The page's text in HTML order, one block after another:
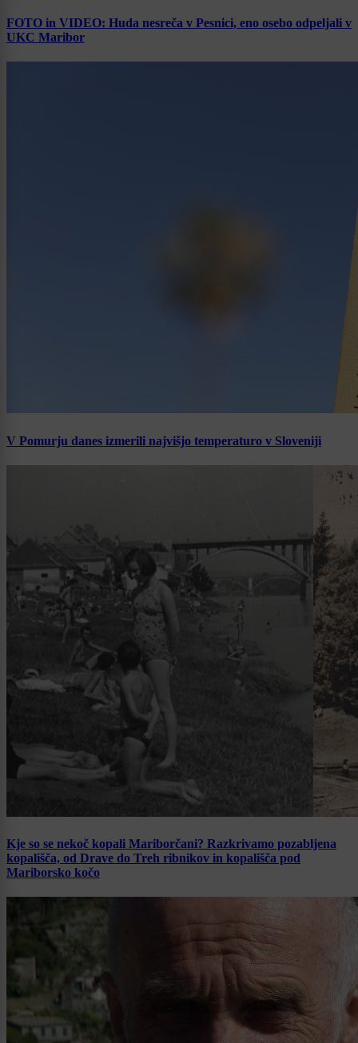
FOTO in VIDEO: Huda nesreča v Pesnici, eno osebo odpeljali v
UKC Maribor
V Pomurju danes izmerili najvišjo temperaturo v Sloveniji
Kje so se nekoč kopali Mariborčani? Razkrivamo pozabljena
kopališča, od Drave do Treh ribnikov in kopališča pod
Mariborsko kočo